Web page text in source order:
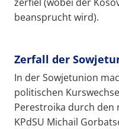
beansprucht wird).
Zerfall der
In der Sowjetunion
politischen
Perestroika durch den
KPdSU Michail